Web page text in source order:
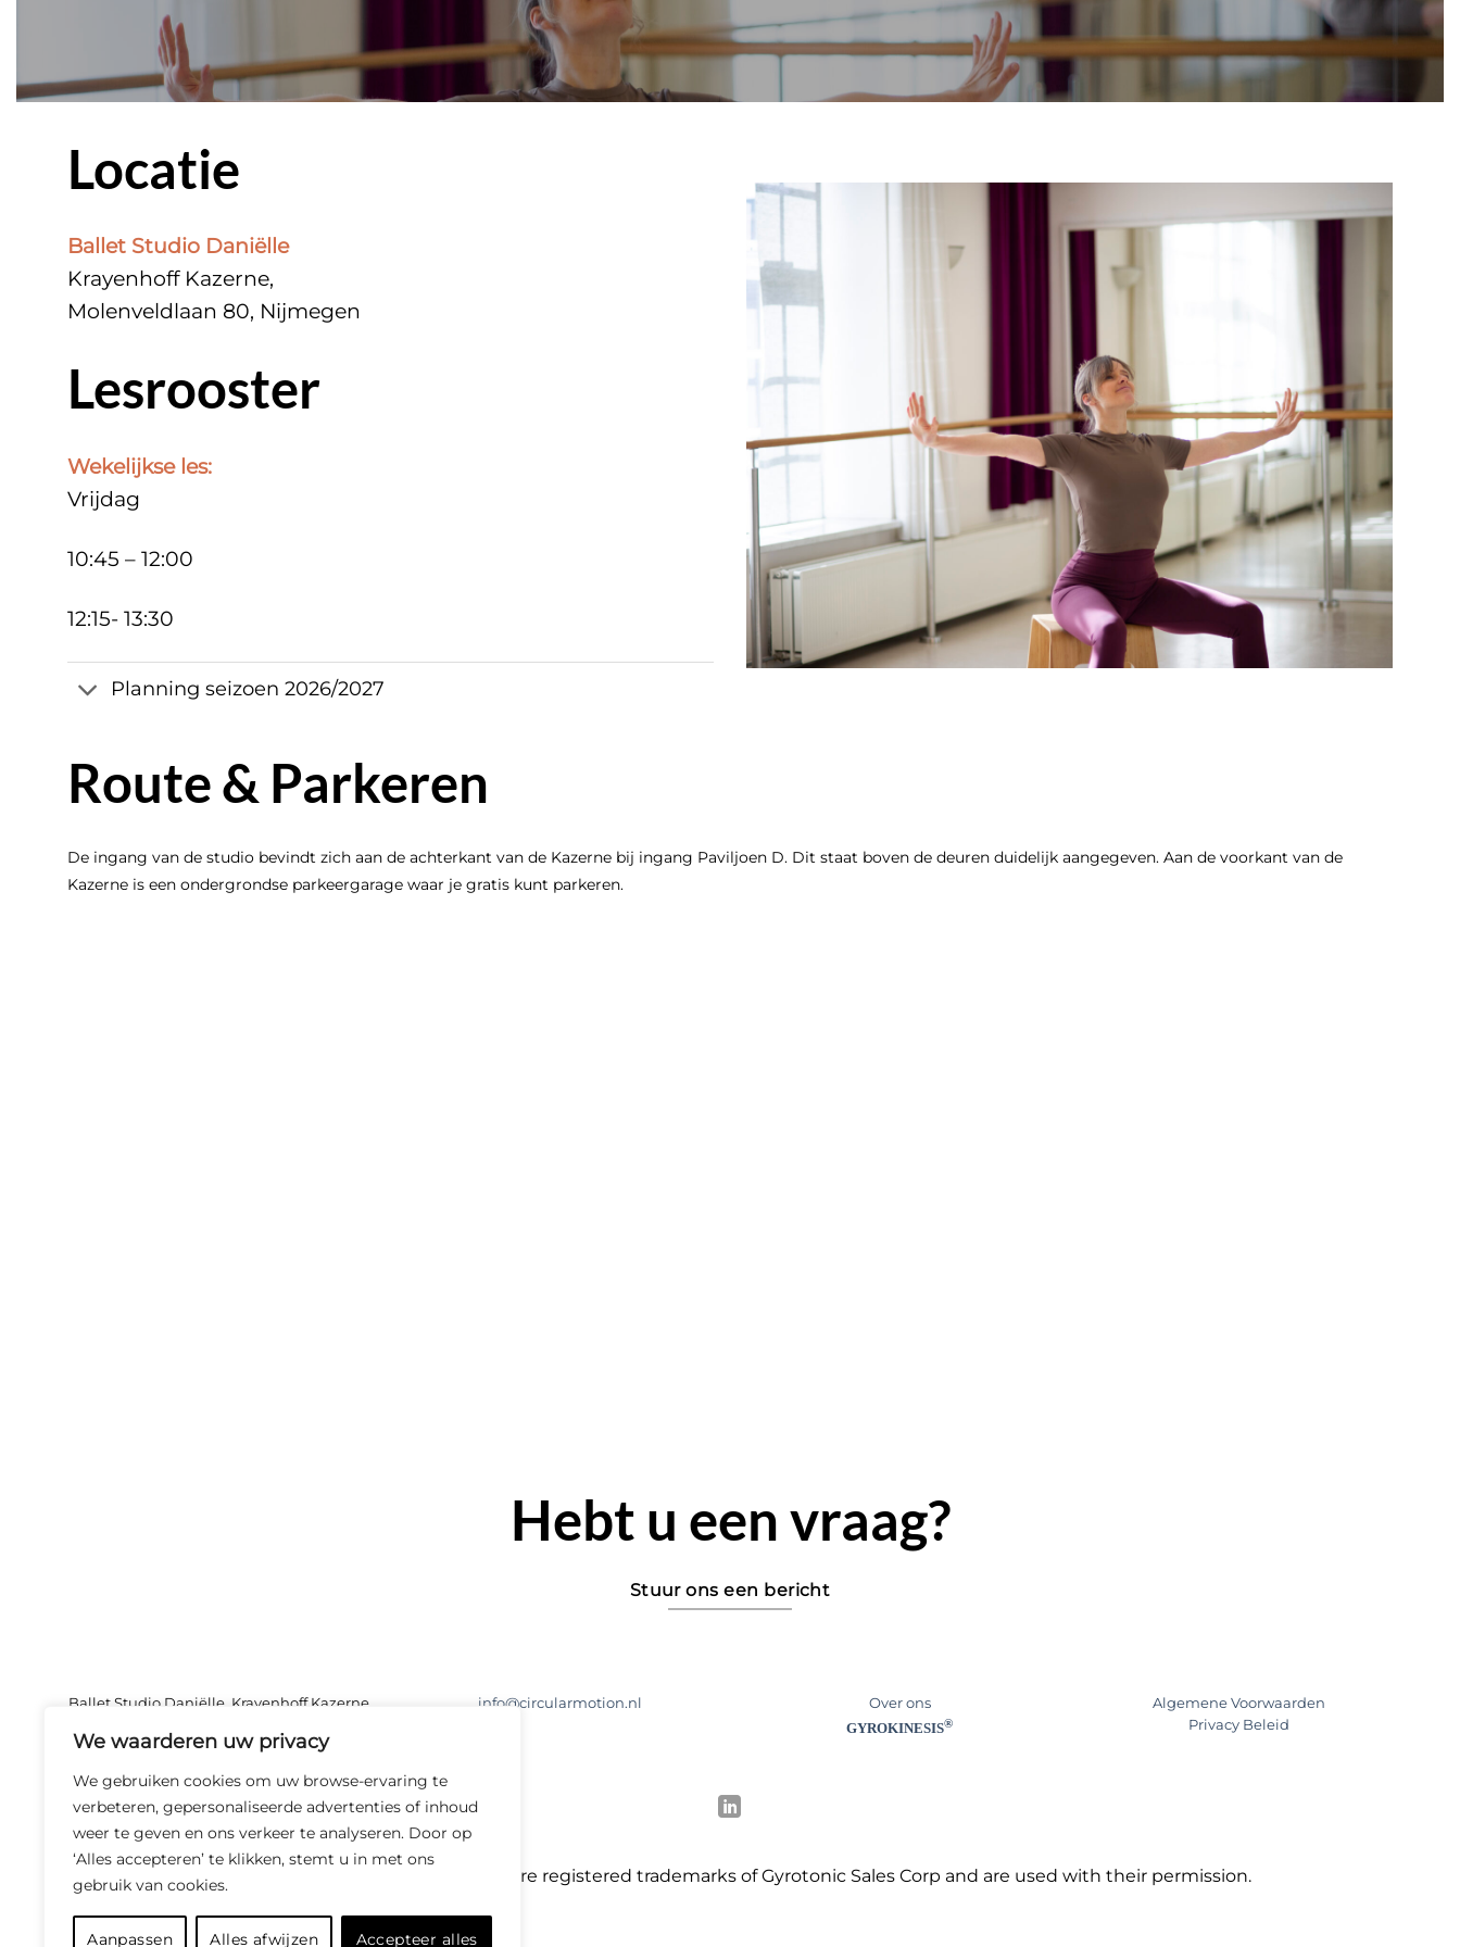
We waarderen uw privacy
We gebruiken cookies om uw browse-ervaring te
verbeteren, gepersonaliseerde advertenties of inhoud
weer te geven en ons verkeer te analyseren. Door op
‘Alles accepteren’ te klikken, stemt u in met ons
gebruik van cookies.
Aanpassen Alles afwijzen Accepteer alles
Locatie
Ballet Studio Daniëlle
Krayenhoff Kazerne,
Molenveldlaan 80, Nijmegen
Lesrooster
Wekelijkse les:
Vrijdag
10:45 – 12:00
12:15- 13:30
Planning seizoen 2026/2027
Route & Parkeren
De ingang van de studio bevindt zich aan de achterkant van de Kazerne bij ingang Paviljoen D. Dit staat boven de deuren duidelijk aangegeven. Aan de voorkant van de
Kazerne is een ondergrondse parkeergarage waar je gratis kunt parkeren.
Hebt u een vraag?
Stuur ons een bericht
Ballet Studio Daniëlle, Krayenhoff Kazerne,
info@circularmotion.nl Over ons
GYROKINESIS®
Algemene Voorwaarden
Privacy Beleid
are registered trademarks of Gyrotonic Sales Corp and are used with their permission.